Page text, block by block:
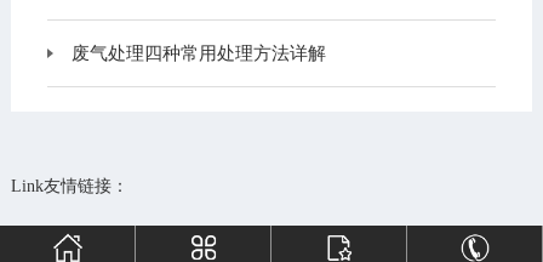
废气处理四种常用处理方法详解
Link友情链接：